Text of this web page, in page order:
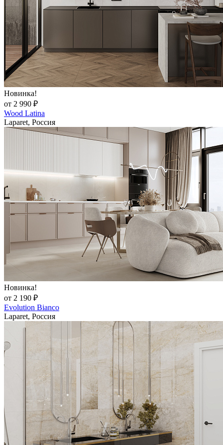
Новинка!
от 2 990 ₽
Wood Latina
Laparet, Россия
Новинка!
от 2 190 ₽
Evolution Bianco
Laparet, Россия